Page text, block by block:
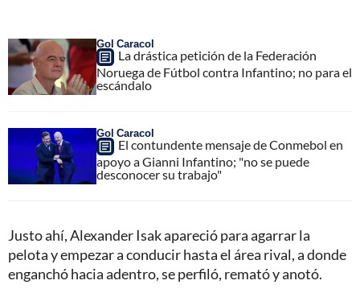
Gol Caracol
La drástica petición de la Federación
Noruega de Fútbol contra Infantino; no para el
escándalo
Gol Caracol
El contundente mensaje de Conmebol en
apoyo a Gianni Infantino; "no se puede
desconocer su trabajo"
Justo ahí, Alexander Isak apareció para agarrar la
pelota y empezar a conducir hasta el área rival, a donde
enganchó hacia adentro, se perfiló, remató y anotó.